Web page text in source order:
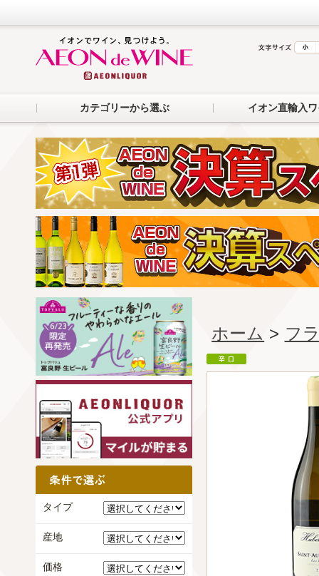
カテゴリーから選ぶ イオン直輸入
ホーム > フ
タイプ
産地
価格